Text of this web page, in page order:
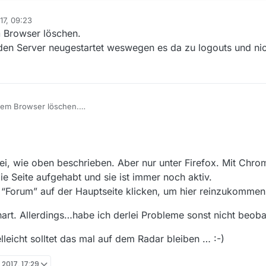
09:23
löschen.
Server neugestartet weswegen es da zu logouts und
Browser löschen.
wie oben beschrieben. Aber nur unter Firefox. Mit
Seite aufgehabt und sie ist immer noch aktiv.
auf der Hauptseite klicken, um hier
Allerdings…habe ich derlei Probleme sonst nicht
solltet das mal auf dem Radar bleiben … :-)
17:29